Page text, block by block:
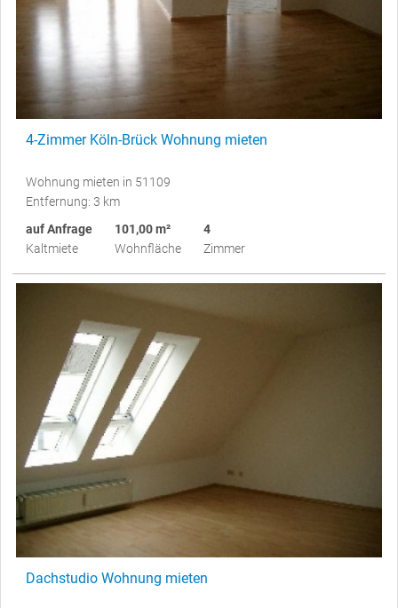
4-Zimmer Köln-Brück Wohnung mieten
Wohnung mieten in 51109
Entfernung: 3 km
auf Anfrage
Kaltmiete
101,00 m²
Wohnfläche
4
Zimmer
Dachstudio Wohnung mieten